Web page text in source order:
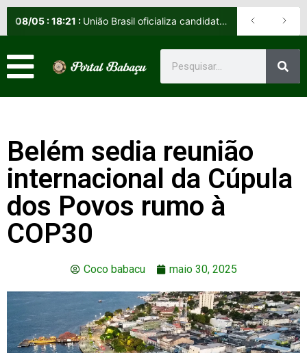
08/05 :18:21 : União Brasil oficializa candidatos e reafirma apoio a Orleans Brandão ao Governo do Maranhão
Belém sedia reunião
internacional da Cúpula
dos Povos rumo à
COP30
Coco babacu maio 30, 2025